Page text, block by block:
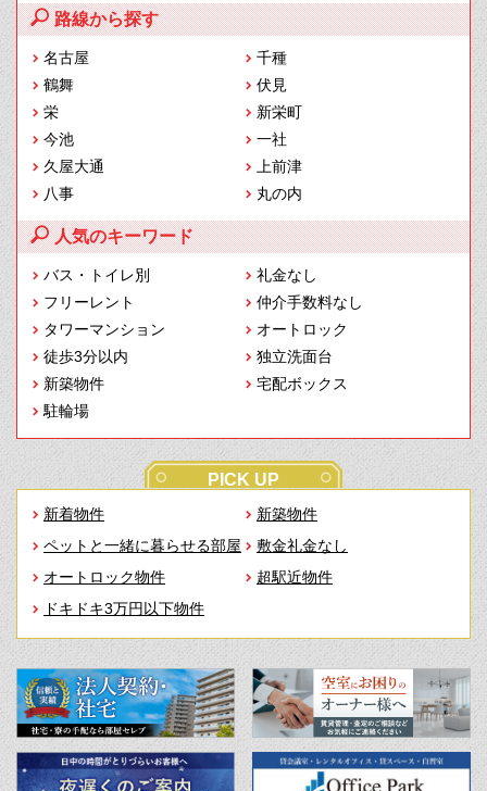
路線から探す
名古屋
千種
鶴舞
伏見
栄
新栄町
今池
一社
久屋大通
上前津
八事
丸の内
人気のキーワード
バス・トイレ別
礼金なし
フリーレント
仲介手数料なし
タワーマンション
オートロック
徒歩3分以内
独立洗面台
新築物件
宅配ボックス
駐輪場
PICK UP
新着物件
新築物件
ペットと一緒に暮らせる部屋
敷金礼金なし
オートロック物件
超駅近物件
ドキドキ3万円以下物件